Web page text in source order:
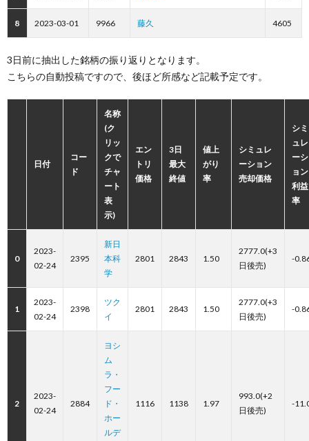
8 2023-03-01 9966 藤久 4605
3日前に抽出した銘柄の振り返りとなります。
こちらの自動投稿ですので、後ほど所感など記載予定です。
日付
コー
ド
名称
(ク
リッ
クで
チャ
ート
表
示)
エン
トリ
価格
3日
最大
終値
値上
がり
率
シミュレ
ーション
売却価格
シミ
ュレ
ーシ
ョン
利益
率
0
2023-
02-24
2395
新日
本科
学
2801 2843 1.50
2777.0(+3
日後売)
-
1
2023-
02-24
2398
ツク
イ
2801 2843 1.50
2777.0(+3
日後売)
-
2
2023-
02-24
2884
ヨシ
ム
ラ・
フー
ド・
ホー
ルデ
1116 1138 1.97
993.0(+2
日後売)
-